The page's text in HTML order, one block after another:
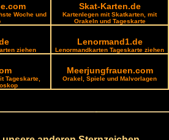
Woche und
Skat-Karten.de
Kartenlegen mit Skatkarten, mit
Orakeln und Tageskarte
ziehen
Lenormand1.de
Lenormandkarten Tageskarte ziehen
Tageskarte,
Meerjungfrauen.com
Orakel, Spiele und Malvorlagen